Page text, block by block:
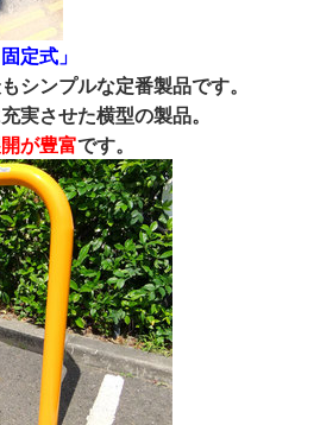
定式」
シンプルな定番製品です。
実させた横型の製品。
が豊富です。